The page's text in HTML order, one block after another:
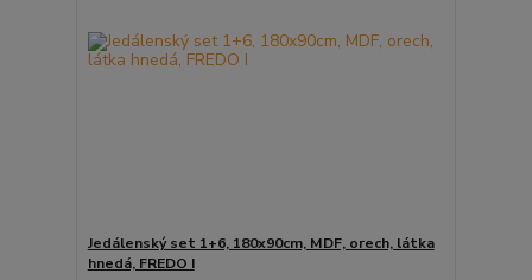
Jedálenský set 1+6, 180x90cm, MDF, orech, látka
hnedá, FREDO I